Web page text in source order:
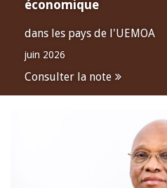
économique
dans les pays de l'UEMOA
juin 2026
Consulter la note